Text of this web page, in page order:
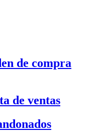
de compra
de ventas